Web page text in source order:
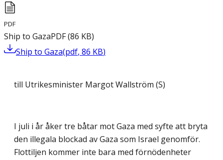
PDF
Ship to GazaPDF(86 KB)
Ship to Gaza(pdf, 86 KB)
till Utrikesminister Margot Wallström (S)
I juli i år åker tre båtar mot Gaza med syfte att bryta
den illegala blockad av Gaza som Israel genomför.
Flottiljen kommer inte bara med förnödenheter